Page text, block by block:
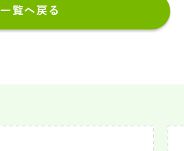
一覧へ戻る